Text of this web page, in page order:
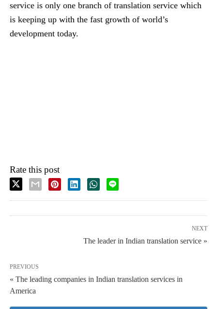
service is only one branch of translation service which
is keeping up with the fast growth of world’s
development today.
Rate this post
NEXT
The leader in Indian translation service »
PREVIOUS
« The leading companies in Indian translation services in
America